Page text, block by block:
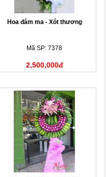
Hoa đám ma - Xót thương
Mã SP: 7378
2,500,000đ